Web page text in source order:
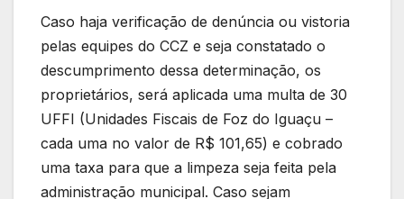
Caso haja verificação de denúncia ou vistoria
pelas equipes do CCZ e seja constatado o
descumprimento dessa determinação, os
proprietários, será aplicada uma multa de 30
UFFI (Unidades Fiscais de Foz do Iguaçu –
cada uma no valor de R$ 101,65) e cobrado
uma taxa para que a limpeza seja feita pela
administração municipal. Caso sejam